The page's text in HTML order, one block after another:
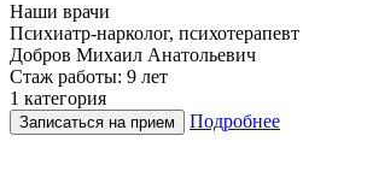
Наши врачи
Психиатр-нарколог, психотерапевт
Добров Михаил Анатольевич
Стаж работы: 9 лет
1 категория
Записаться на прием Подробнее